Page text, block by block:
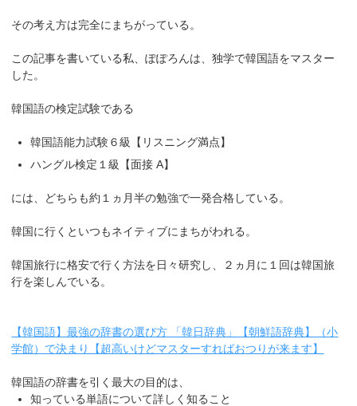
その考え方は完全にまちがっている。
この記事を書いている私、ぽぽろんは、独学で韓国語をマスター
した。
韓国語の検定試験である
韓国語能力試験６級【リスニング満点】
ハングル検定１級【面接 A】
には、どちらも約１ヵ月半の勉強で一発合格している。
韓国に行くといつもネイティブにまちがわれる。
韓国旅行に格安で行く方法を日々研究し、２ヵ月に１回は韓国旅
行を楽しんでいる。
【韓国語】最強の辞書の選び方 「韓日辞典」【朝鮮語辞典】（小
学館）で決まり【超高いけどマスターすればおつりが来ます】
韓国語の辞書を引く最大の目的は、
知っている単語について詳しく知ること